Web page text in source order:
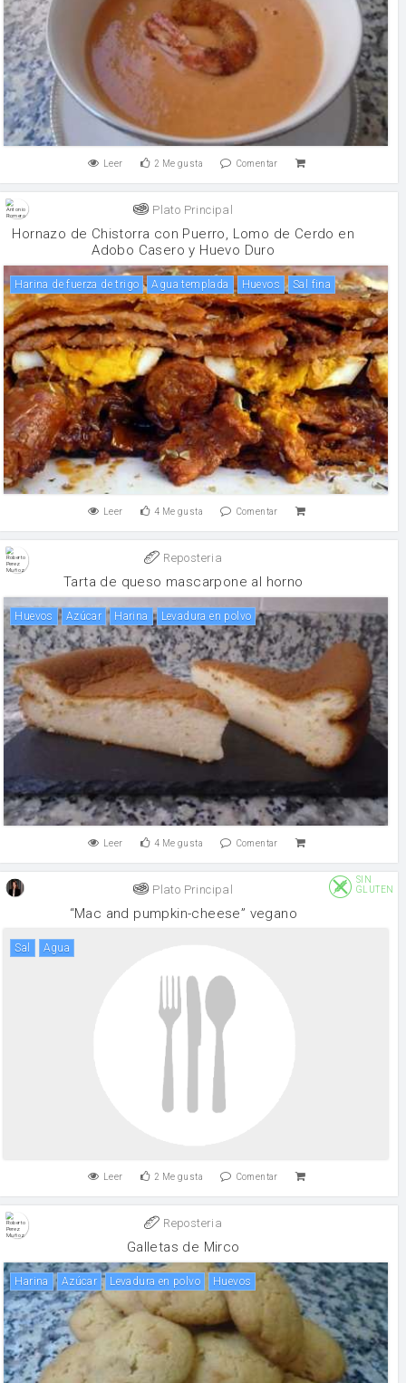
Leer 2 Me gusta Comentar
Plato Principal
Hornazo de Chistorra con Puerro, Lomo de Cerdo en
Adobo Casero y Huevo Duro
harina de fuerza de trigo agua templada huevos Sal fina
Leer 4 Me gusta Comentar
Reposteria
Tarta de queso mascarpone al horno
huevos Azúcar harina levadura en polvo
Leer 4 Me gusta Comentar
Plato Principal
SIN
GLUTEN
“Mac and pumpkin-cheese” vegano
sal agua
Leer 2 Me gusta Comentar
Reposteria
Galletas de Mirco
harina Azúcar levadura en polvo huevos